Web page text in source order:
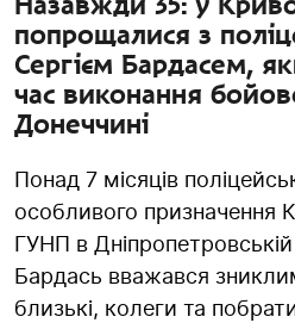
попрощалися з
Сергієм Бардасем,
час виконання
Донеччині
Понад 7 місяців
особливого призначення
ГУНП в Дніпропетровській
Бардась вважався
близькі, колеги та